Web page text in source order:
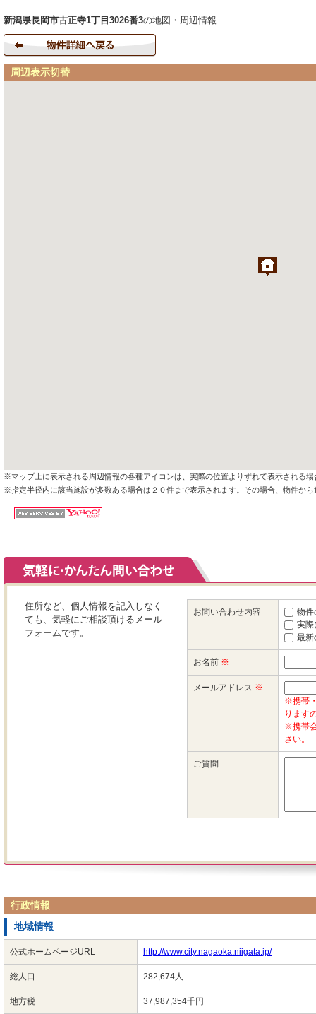
新潟県長岡市古正寺1丁目3026番3の地図・周辺情報
周辺表示切替
※マップ上に表示される周辺情報の各種アイコンは、実際の位置よりずれて表示される場
※指定半径内に該当施設が多数ある場合は２０件まで表示されます。その場合、物件か
行政情報
地域情報
公式ホームページURL http://www.city.nagaoka.niigata.jp/
総人口 282,674人
地方税 37,987,354千円